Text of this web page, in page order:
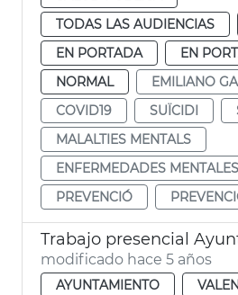
TODAS LAS AUDIENCIAS
EN PORTADA
EN
NORMAL
EMILIANO
COVID19
SUÏCIDI
MALALTIES MENTALS
ENFERMEDADES MENTALES
PREVENCIÓ
Trabajo presencial
modificado hace 5 años
AYUNTAMIENTO